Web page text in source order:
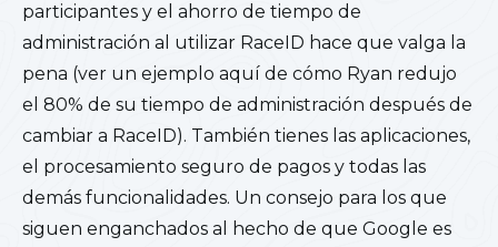
participantes y el ahorro de tiempo de
administración al utilizar RaceID hace que valga la
pena (ver un ejemplo aquí de cómo Ryan redujo
el 80% de su tiempo de administración después de
cambiar a RaceID). También tienes las aplicaciones,
el procesamiento seguro de pagos y todas las
demás funcionalidades. Un consejo para los que
siguen enganchados al hecho de que Google es